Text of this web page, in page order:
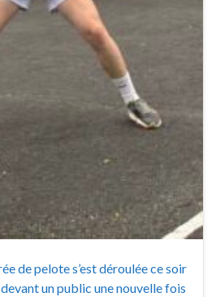
de pelote s’est déroulée ce soir
un public une nouvelle fois